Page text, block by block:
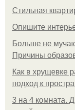
Стильная
Опишите
Больше не
Причины
Как в хрущевке
подход к
3 на 4 комната.